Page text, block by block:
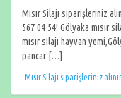
Mısır Silajı siparişleriniz
567 04 54! Gölyaka mısır
mısır silajı hayvan
pancar […]
Mısır Silajı siparişleriniz alınır